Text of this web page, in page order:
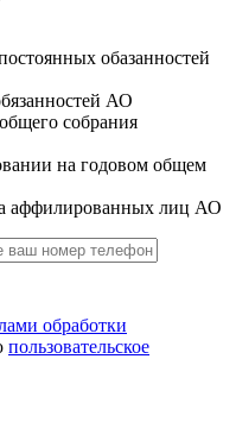
обазанностей
АО
собрания
на годовом общем
аффилированных лиц АО
обработки
пользовательское